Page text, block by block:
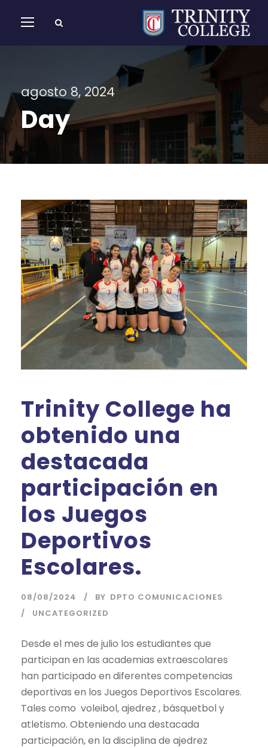
agosto 8, 2024
Day
Trinity College ha
obtenido una
destacada
participación en
los Juegos
Deportivos
Escolares.
08/08/2024 BY DPTO COMUNICACIONES
UNCATEGORIZED
Desde el mes de julio los estudiantes que
participan en las academias extraescolares
han participado en diferentes competencias
deportivas en los Juegos Deportivos Escolares.
Tales como voleibol, ajedrez , básquetbol y
atletismo. Obteniendo una destacada
participación, en la disciplina de ajedrez